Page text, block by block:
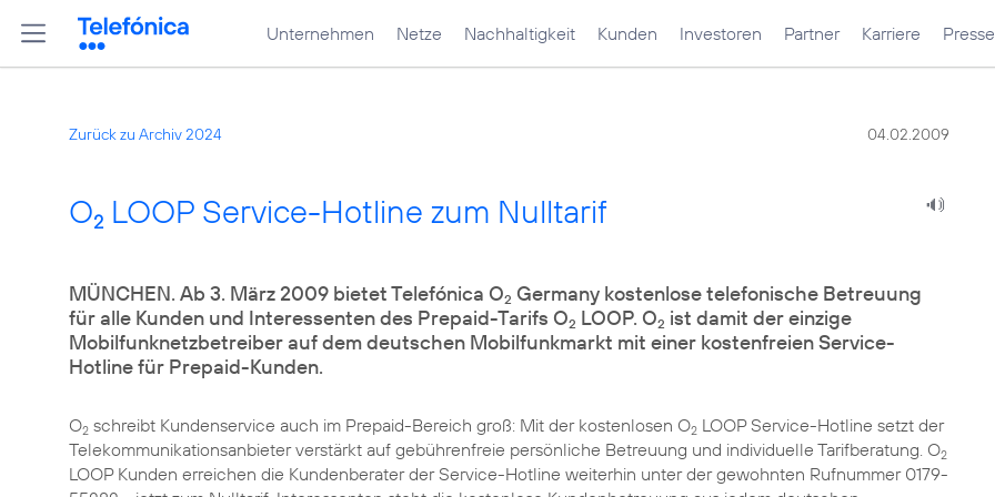
Unternehmen Netze Nachhaltigkeit Kunden Investoren Partner Karriere Presse
Zurück zu Archiv 2024 04.02.2009
O2 LOOP Service-Hotline zum Nulltarif
MÜNCHEN. Ab 3. März 2009 bietet Telefónica O2 Germany kostenlose telefonische Betreuung
für alle Kunden und Interessenten des Prepaid-Tarifs O2 LOOP. O2 ist damit der einzige
Mobilfunknetzbetreiber auf dem deutschen Mobilfunkmarkt mit einer kostenfreien Service-
Hotline für Prepaid-Kunden.
O2 schreibt Kundenservice auch im Prepaid-Bereich groß: Mit der kostenlosen O2 LOOP Service-Hotline setzt der
Telekommunikationsanbieter verstärkt auf gebührenfreie persönliche Betreuung und individuelle Tarifberatung. O2
LOOP Kunden erreichen die Kundenberater der Service-Hotline weiterhin unter der gewohnten Rufnummer 0179-